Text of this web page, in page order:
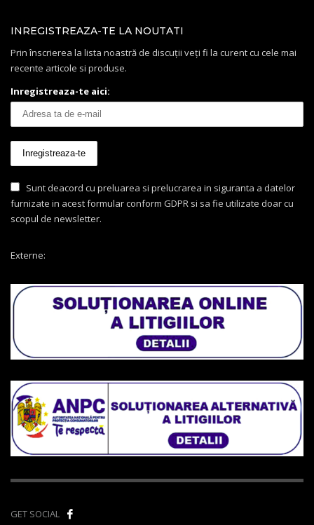
INREGISTREAZA-TE LA NOUTATI
Prin înscrierea la lista noastră de discuții veți fi la curent cu cele mai
recente articole si produse.
Inregistreaza-te aici:
Sunt deacord cu preluarea si prelucrarea in siguranta a datelor
furnizate in acest formular conform GDPR si sa fie utilizate doar cu
scopul de newsletter.
Externe:
GET SOCIAL